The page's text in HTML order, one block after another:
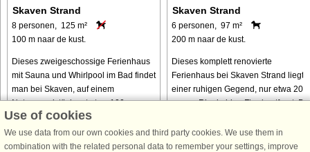
Skaven Strand
8 personen, 125 m²
100 m naar de kust.
Dieses zweigeschossige Ferienhaus
mit Sauna und Whirlpool im Bad findet
man bei Skaven, auf einem
Naturgrundstück nut etwa 100 m vom
Ringkøbing Fjord entfernt. Sowohl
vom oberen Stockwerk als auch
vom ...
Skaven Strand
6 personen, 97 m²
200 m naar de kust.
Dieses komplett renovierte
Ferienhaus bei Skaven Strand liegt
einer ruhigen Gegend, nur etwa 200
m vom Ringkøbing Fjord entfernt.
renovierte Ferienhaus präsentiert
sich ...
Use of cookies
We use data from our own cookies and third party cookies. We use them in
combination with the related personal data to remember your settings, improve